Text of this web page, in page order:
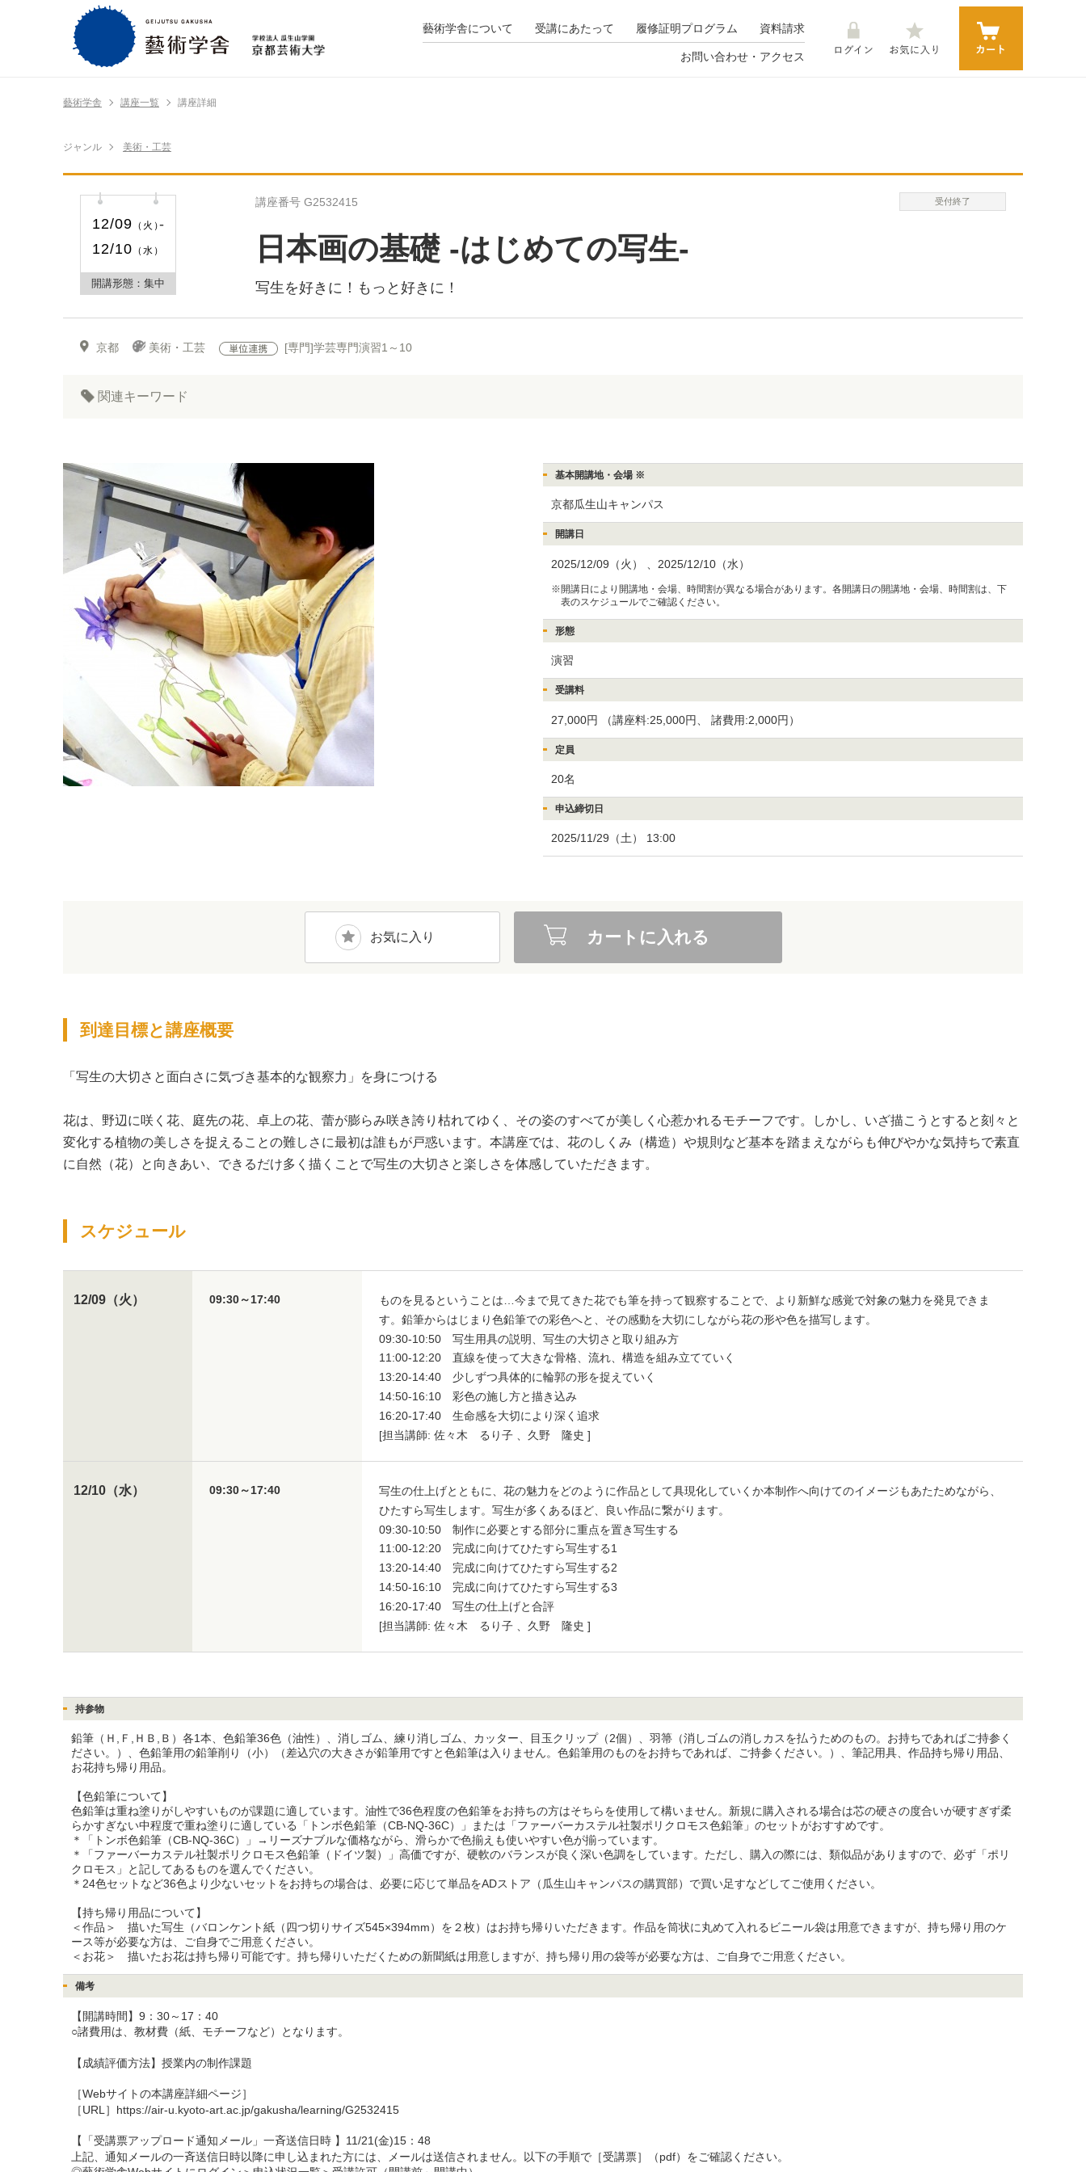
藝術学舎について 受講にあたって 履修証明プログラム 資料請求
お問い合わせ・アクセス
ログイン お気に入り
藝術学舎 講座一覧 講座詳細
ジャンル 美術・工芸
12/09 （火）
12/10 （水）
開講形態：集中
講座番号 G2532415 受付終了
日本画の基礎 -はじめての写生-
写生を好きに！もっと好きに！
京都 美術・工芸 [専門]学芸専門演習1～10
関連キーワード
基本開講地・会場 ※
京都瓜生山キャンパス
開講日
2025/12/09（火） 、2025/12/10（水）
※開講日により開講地・会場、時間割が異なる場合があります。各開講日の開講地・会場、時間割は、下
表のスケジュールでご確認ください。
形態
演習
受講料
27,000円 （講座料:25,000円、 諸費用:2,000円）
定員
20名
申込締切日
2025/11/29（土） 13:00
お気に入り カートに入れる
到達目標と講座概要
「写生の大切さと面白さに気づき基本的な観察力」を身につける
花は、野辺に咲く花、庭先の花、卓上の花、蕾が膨らみ咲き誇り枯れてゆく、その姿のすべてが美しく心惹かれるモチーフです。しかし、いざ描こうとすると刻々と
変化する植物の美しさを捉えることの難しさに最初は誰もが戸惑います。本講座では、花のしくみ（構造）や規則など基本を踏まえながらも伸びやかな気持ちで素直
に自然（花）と向きあい、できるだけ多く描くことで写生の大切さと楽しさを体感していただきます。
スケジュール
12/09（火） 09:30～17:40
ものを見るということは…今まで見てきた花でも筆を持って観察することで、より新鮮な感覚で対象の魅力を発見できま
す。鉛筆からはじまり色鉛筆での彩色へと、その感動を大切にしながら花の形や色を描写します。
09:30-10:50　写生用具の説明、写生の大切さと取り組み方
11:00-12:20　直線を使って大きな骨格、流れ、構造を組み立てていく
13:20-14:40　少しずつ具体的に輪郭の形を捉えていく
14:50-16:10　彩色の施し方と描き込み
16:20-17:40　生命感を大切により深く追求
[担当講師: 佐々木 るり子 、久野 隆史 ]
12/10（水） 09:30～17:40
写生の仕上げとともに、花の魅力をどのように作品として具現化していくか本制作へ向けてのイメージもあたためながら、
ひたすら写生します。写生が多くあるほど、良い作品に繋がります。
09:30-10:50　制作に必要とする部分に重点を置き写生する
11:00-12:20　完成に向けてひたすら写生する1
13:20-14:40　完成に向けてひたすら写生する2
14:50-16:10　完成に向けてひたすら写生する3
16:20-17:40　写生の仕上げと合評
[担当講師: 佐々木 るり子 、久野 隆史 ]
持参物
鉛筆（Ｈ,Ｆ,ＨＢ,Ｂ）各1本、色鉛筆36色（油性）、消しゴム、練り消しゴム、カッター、目玉クリップ（2個）、羽箒（消しゴムの消しカスを払うためのもの。お持ちであればご持参く
ださい。）、色鉛筆用の鉛筆削り（小）（差込穴の大きさが鉛筆用ですと色鉛筆は入りません。色鉛筆用のものをお持ちであれば、ご持参ください。）、筆記用具、作品持ち帰り用品、
お花持ち帰り用品。
【色鉛筆について】
色鉛筆は重ね塗りがしやすいものが課題に適しています。油性で36色程度の色鉛筆をお持ちの方はそちらを使用して構いません。新規に購入される場合は芯の硬さの度合いが硬すぎず柔
らかすぎない中程度で重ね塗りに適している「トンボ色鉛筆（CB-NQ-36C）」または「ファーバーカステル社製ポリクロモス色鉛筆」のセットがおすすめです。
＊「トンボ色鉛筆（CB-NQ-36C）」→リーズナブルな価格ながら、滑らかで色揃えも使いやすい色が揃っています。
＊「ファーバーカステル社製ポリクロモス色鉛筆（ドイツ製）」高価ですが、硬軟のバランスが良く深い色調をしています。ただし、購入の際には、類似品がありますので、必ず「ポリ
クロモス」と記してあるものを選んでください。
＊24色セットなど36色より少ないセットをお持ちの場合は、必要に応じて単品をADストア（瓜生山キャンパスの購買部）で買い足すなどしてご使用ください。
【持ち帰り用品について】
＜作品＞　描いた写生（バロンケント紙（四つ切りサイズ545×394mm）を２枚）はお持ち帰りいただきます。作品を筒状に丸めて入れるビニール袋は用意できますが、持ち帰り用のケ
ース等が必要な方は、ご自身でご用意ください。
＜お花＞　描いたお花は持ち帰り可能です。持ち帰りいただくための新聞紙は用意しますが、持ち帰り用の袋等が必要な方は、ご自身でご用意ください。
備考
【開講時間】9：30～17：40
○諸費用は、教材費（紙、モチーフなど）となります。
【成績評価方法】授業内の制作課題
［Webサイトの本講座詳細ページ］
［URL］https://air-u.kyoto-art.ac.jp/gakusha/learning/G2532415
【「受講票アップロード通知メール」一斉送信日時 】11/21(金)15：48
上記、通知メールの一斉送信日時以降に申し込まれた方には、メールは送信されません。以下の手順で［受講票］（pdf）をご確認ください。